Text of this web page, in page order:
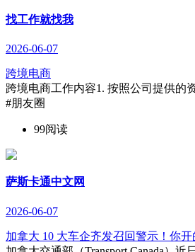
找工作就找我
2026-06-07
跨境电商
跨境电商工作内容1. 按照公司提供的
#朋友圈
99阅读
萨斯卡通中文网
2026-06-07
加拿大 10 大车企齐发召回警示！你